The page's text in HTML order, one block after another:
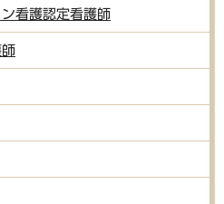
看護認定看護師